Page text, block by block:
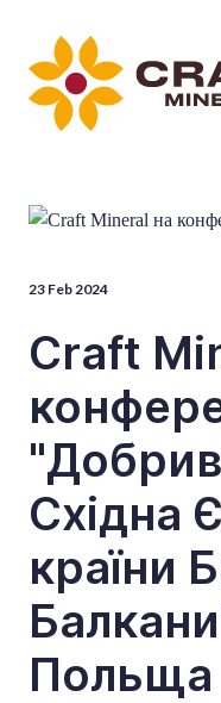
23 Feb 2024
Craft
Східна
країни
Польща